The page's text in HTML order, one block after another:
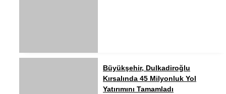
Büyükşehir, Dulkadiroğlu
Kırsalında 45 Milyonluk Yol
Yatırımını Tamamladı